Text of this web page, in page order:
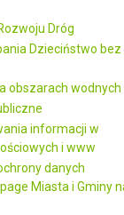
Dróg
Dzieciństwo bez
obszarach wodnych
informacji w
i www
danych
Miasta i Gminy